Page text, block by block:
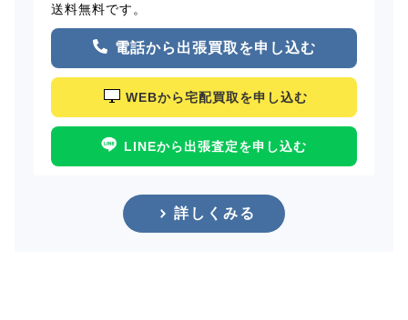
送料無料です。
電話から出張買取を申し込む
WEBから宅配買取を申し込む
LINEから出張査定を申し込む
詳しくみる